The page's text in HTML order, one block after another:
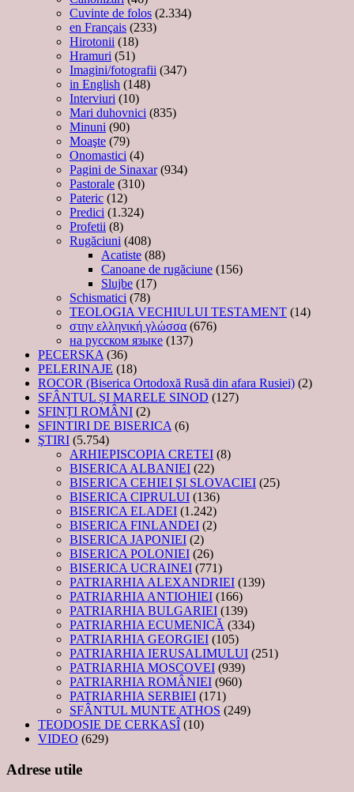
Cuvinte de folos (2.334)
en Français (233)
Hirotonii (18)
Hramuri (51)
Imagini/fotografii (347)
in English (148)
Interviuri (10)
Mari duhovnici (835)
Minuni (90)
Moaşte (79)
Onomastici (4)
Pagini de Sinaxar(934)
Pastorale (310)
Pateric (12)
Predici (1.324)
Profetii (8)
Rugăciuni (408)
Acatiste (88)
Canoane de rugăciune (156)
Slujbe (17)
Schismatici (78)
TEOLOGIA VECHIULUI TESTAMENT (14)
στην ελληνική γλώσσα (676)
на русском языке (137)
PECERSKA (36)
PELERINAJE (18)
ROCOR (Biserica Ortodoxă Rusă din afara Rusiei) (2)
SFÂNTUL ȘI MARELE SINOD (127)
SFINȚI ROMÂNI (2)
SFINTIRI DE BISERICA (6)
ŞTIRI (5.754)
ARHIEPISCOPIA CRETEI (8)
BISERICA ALBANIEI (22)
BISERICA CEHIEI ŞI SLOVACIEI (25)
BISERICA CIPRULUI (136)
BISERICA ELADEI (1.242)
BISERICA FINLANDEI (2)
BISERICA JAPONIEI (2)
BISERICA POLONIEI (26)
BISERICA UCRAINEI (771)
PATRIARHIA ALEXANDRIEI (139)
PATRIARHIA ANTIOHIEI (166)
PATRIARHIA BULGARIEI (139)
PATRIARHIA ECUMENICĂ (334)
PATRIARHIA GEORGIEI (105)
PATRIARHIA IERUSALIMULUI (251)
PATRIARHIA MOSCOVEI (939)
PATRIARHIA ROMÂNIEI (960)
PATRIARHIA SERBIEI (171)
SFÂNTUL MUNTE ATHOS (249)
TEODOSIE DE CERKASÎ (10)
VIDEO (629)
Adrese utile